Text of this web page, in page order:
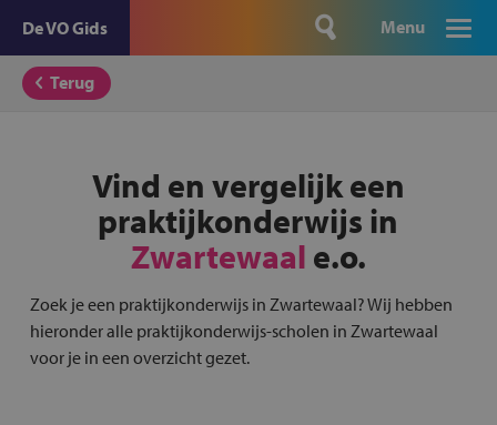
De VO Gids Menu
Terug
Vind en vergelijk een
praktijkonderwijs in
Zwartewaal e.o.
Zoek je een praktijkonderwijs in Zwartewaal? Wij hebben
hieronder alle praktijkonderwijs-scholen in Zwartewaal
voor je in een overzicht gezet.